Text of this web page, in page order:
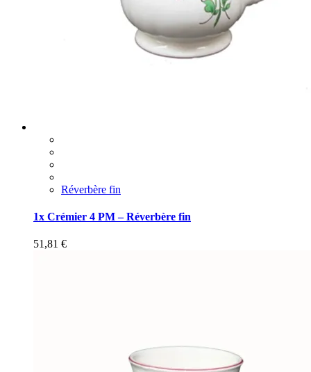
Réverbère fin
1x Crémier 4 PM – Réverbère fin
51,81 €